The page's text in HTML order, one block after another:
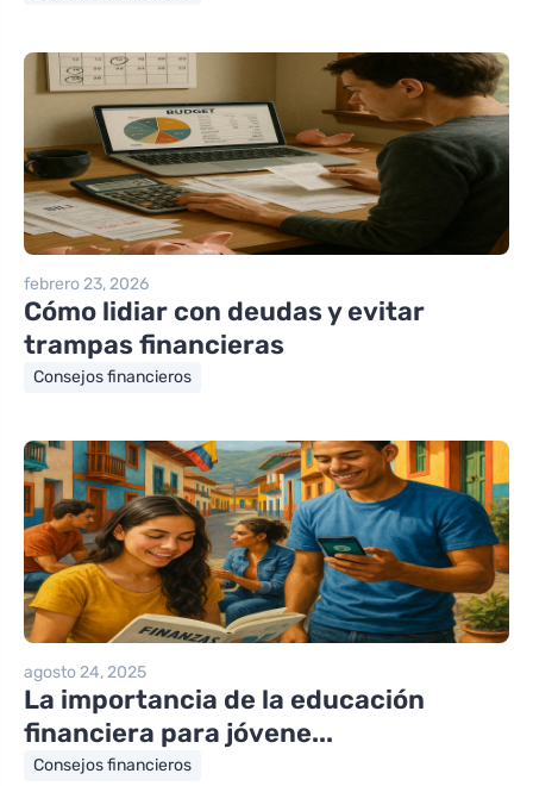
febrero 23, 2026
Cómo lidiar con deudas y evitar
trampas financieras
Consejos financieros
agosto 24, 2025
La importancia de la educación
financiera para jóvene...
Consejos financieros